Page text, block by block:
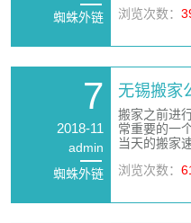
蜘蛛外链
浏览次数：
7
2018-11
admin
蜘蛛外链
无锡搬家
搬家之前进
常重要的一
当天的搬家
浏览次数：